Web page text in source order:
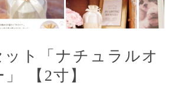
ット「ナチュラルオ
【2寸】